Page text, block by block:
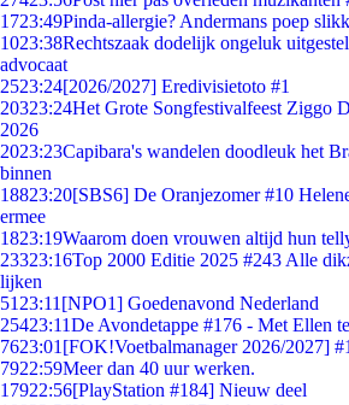
1723:49Pinda-allergie? Andermans poep
1023:38Rechtszaak dodelijk ongeluk
advocaat
2523:24[2026/2027] Eredivisietoto #1
20323:24Het Grote Songfestivalfeest Ziggo
2026
2023:23Capibara's wandelen doodleuk het
binnen
18823:20[SBS6] De Oranjezomer #10
ermee
1823:19Waarom doen vrouwen altijd hun
23323:16Top 2000 Editie 2025 #243 Alle
lijken
51 23:11 [NPO1] Goedenavond Nederland
25423:11De Avondetappe #176 - Met Ellen
7623:01 [FOK!Voetbalmanager 2026/2027]
7922:59Meer dan 40 uur werken.
17922:56[PlayStation #184] Nieuw deel